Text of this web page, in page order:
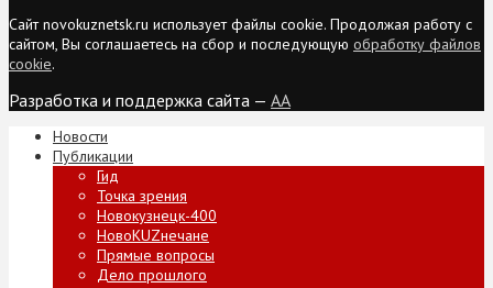
Сайт novokuznetsk.ru использует файлы cookie. Продолжая работу с
сайтом, Вы соглашаетесь на сбор и последующую обработку файлов
cookie.
Разработка и поддержка сайта — AA
Новости
Публикации
Гид
Точка зрения
Новокузнецк-400
НовоKUZнечане
Прямые вопросы
Дело прошлого